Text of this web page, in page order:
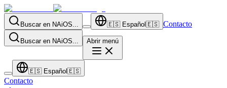
Buscar en NAiOS... 🇪🇸 Español 🇪🇸 Contacto
Buscar en NAiOS... Abrir menú
🇪🇸 Español 🇪🇸
Contacto